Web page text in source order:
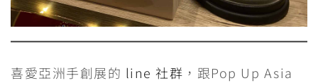
喜愛亞洲手創展的 line 社群 ，跟Pop Up Asia